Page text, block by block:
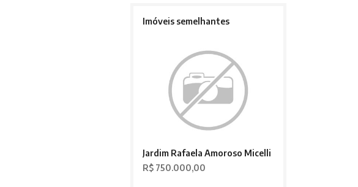
Imóveis semelhantes
Jardim Rafaela Amoroso Micelli
R$ 750.000,00